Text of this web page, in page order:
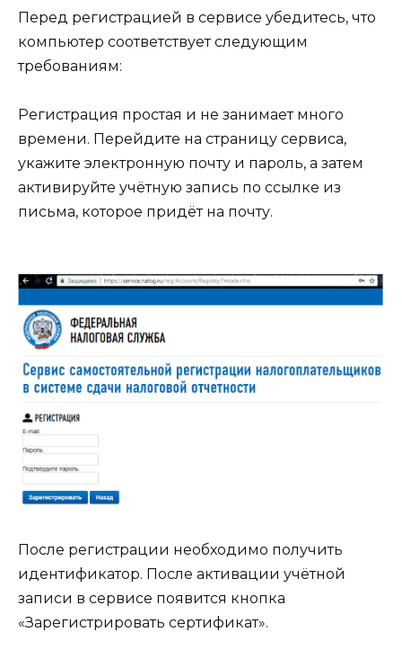
Перед регистрацией в сервисе убедитесь, что
компьютер соответствует следующим
требованиям:
Регистрация простая и не занимает много
времени. Перейдите на страницу сервиса,
укажите электронную почту и пароль, а затем
активируйте учётную запись по ссылке из
письма, которое придёт на почту.
После регистрации необходимо получить
идентификатор. После активации учётной
записи в сервисе появится кнопка
«Зарегистрировать сертификат».